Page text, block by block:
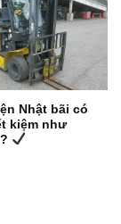
Nhật bãi có
kiệm như